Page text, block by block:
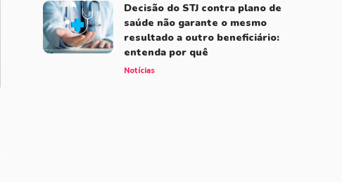
Decisão do STJ contra plano de
saúde não garante o mesmo
resultado a outro beneficiário:
entenda por quê
Notícias